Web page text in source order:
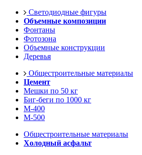
Светодиодные фигуры
Объемные композиции
Фонтаны
Фотозона
Объемные конструкции
Деревья
Общестроительные материалы
Цемент
Мешки по 50 кг
Биг-беги по 1000 кг
М-400
М-500
Общестроительные материалы
Холодный асфальт